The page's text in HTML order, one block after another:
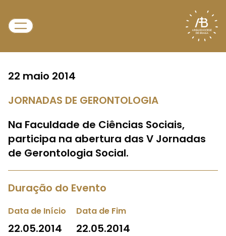
22 maio 2014
JORNADAS DE GERONTOLOGIA
Na Faculdade de Ciências Sociais,
participa na abertura das V Jornadas
de Gerontologia Social.
Duração do Evento
Data de Início
22.05.2014
Data de Fim
22.05.2014